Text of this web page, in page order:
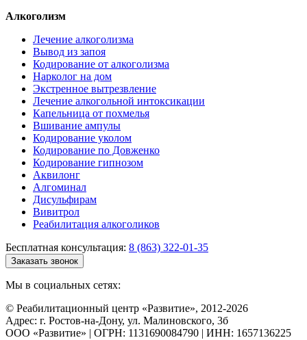
Алкоголизм
Лечение алкоголизма
Вывод из запоя
Кодирование от алкоголизма
Нарколог на дом
Экстренное вытрезвление
Лечение алкогольной интоксикации
Капельница от похмелья
Вшивание ампулы
Кодирование уколом
Кодирование по Довженко
Кодирование гипнозом
Аквилонг
Алгоминал
Дисульфирам
Вивитрол
Реабилитация алкоголиков
Бесплатная консультация: 8 (863) 322-01-35
Заказать звонок
Мы в социальных сетях:
© Реабилитационный центр «Развитие», 2012-2026
Адрес: г. Ростов-на-Дону, ул. Малиновского, 3б
ООО «Развитие» | ОГРН: 1131690084790 | ИНН: 1657136225